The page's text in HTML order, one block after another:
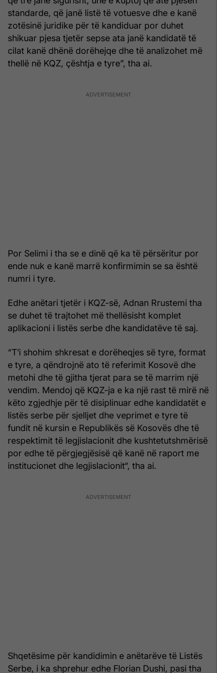
standarde, që janë listë të votuesve dhe e kanë
zotësinë juridike për të kandiduar por duhet
shikuar pjesa tjetër sepse ata janë kandidatë të
cilat kanë dhënë dorëhejqe dhe të analizohet më
thellë në KQZ, çështja e tyre”, tha ai.
Por Selimi i tha se e dinë që ka të përsëritur por
ende nuk e kanë marrë konfirmimin se sa është
numri i tyre.
Edhe anëtari tjetër i KQZ-së, Adnan Rrustemi tha
se duhet të trajtohet më thellësisht komplet
aplikacioni i listës serbe dhe kandidatëve të saj.
“T’i shohim shkresat e dorëheqjes së tyre, format
e tyre, a qëndrojnë ato të referimit Kosovë dhe
metohi dhe të gjitha tjerat para se të marrim një
vendim. Mendoj që KQZ-ja e ka një rast të mirë në
këto zgjedhje për të disiplinuar edhe kandidatët e
listës serbe për sjelljet dhe veprimet e tyre të
fundit në kursin e Republikës së Kosovës dhe të
respektimit të legjislacionit dhe kushtetutshmërisë
por edhe të përgjegjësisë që kanë në raport me
institucionet dhe legjislacionit“, tha ai.
Shqetësime për kandidimin e anëtarëve të Listës
Serbe, i ka shprehur edhe Florian Dushi, pasi tha